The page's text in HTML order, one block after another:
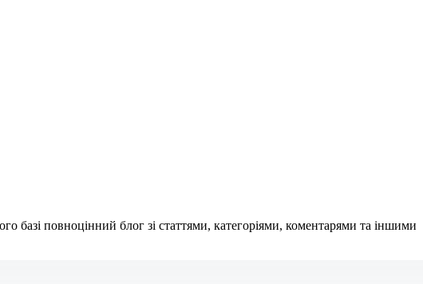
базі повноцінний блог зі статтями, категоріями, коментарями та іншими